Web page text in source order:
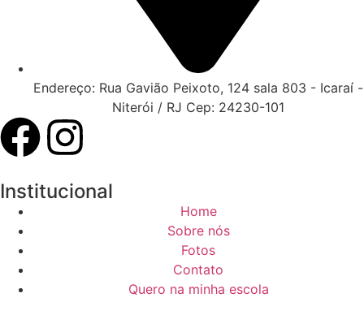
Endereço: Rua Gavião Peixoto, 124 sala 803 - Icaraí -
Niterói / RJ Cep: 24230-101
Institucional
Home
Sobre nós
Fotos
Contato
Quero na minha escola